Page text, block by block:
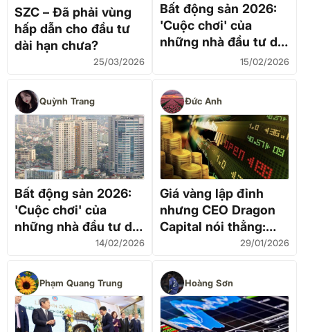
SZC – Đã phải vùng
hấp dẫn cho đầu tư
dài hạn chưa?
25/03/2026
Bất động sản 2026:
'Cuộc chơi' của
những nhà đầu tư dài
15/02/2026
Quỳnh Trang
Bất động sản 2026:
'Cuộc chơi' của
những nhà đầu tư dài
14/02/2026
Đức Anh
Giá vàng lập đỉnh
nhưng CEO Dragon
Capital nói thẳng:
Đầu tư dài hạn vẫn
29/01/2026
Phạm Quang Trung Hoàng Sơn